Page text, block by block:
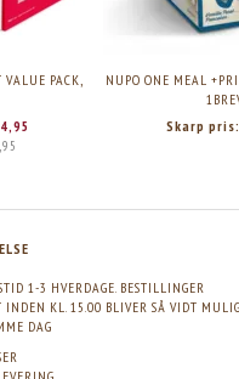
PACK,
NUPO ONE MEAL
Skarp
1-3 HVERDAGE. BESTILLINGER
INDEN KL. 15.00 BLIVER SÅ VIDT
DAG